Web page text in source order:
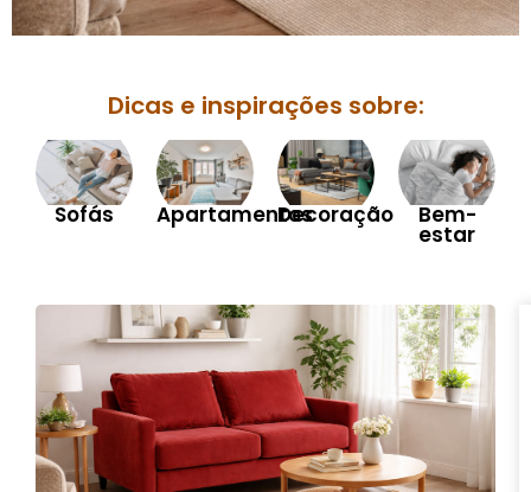
Dicas e inspirações sobre:
Sofás ApartamentosDecoração Bem-
estar